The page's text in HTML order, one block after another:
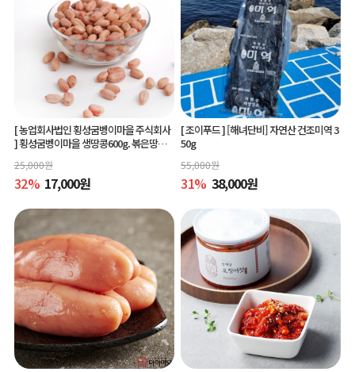
[ 농업회사법인 횡성굼벵이마을 주식회사
]횡성굼벵이마을 생땅콩600g. 볶은땅콩6
25,000원
32% 17,000원
[ 조이푸드 ][해녀단비] 자연산 건조미역 3
50g
55,000원
31% 38,000원